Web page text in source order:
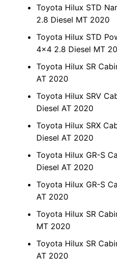
Toyota Hilux STD
2.8 Diesel MT 2020
Toyota Hilux STD
4×4 2.8 Diesel MT
Toyota Hilux SR
AT 2020
Toyota Hilux SRV
Diesel AT 2020
Toyota Hilux SRX
Diesel AT 2020
Toyota Hilux GR-S
Diesel AT 2020
Toyota Hilux GR-S
AT 2020
Toyota Hilux SR
MT 2020
Toyota Hilux SR
AT 2020